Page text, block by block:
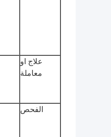
علاج او
معاملة
الفحص